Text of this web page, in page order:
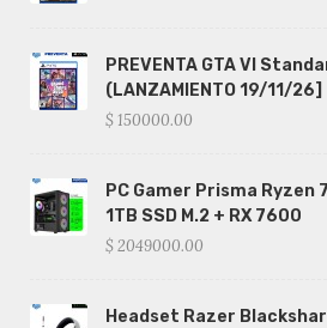
PREVENTA GTA VI
(LANZAMIENTO 19/11/26]
$ 150000.00
PC Gamer Prisma Ryzen
1TB SSD M.2 + RX 7600
$ 2049000.00
Headset Razer